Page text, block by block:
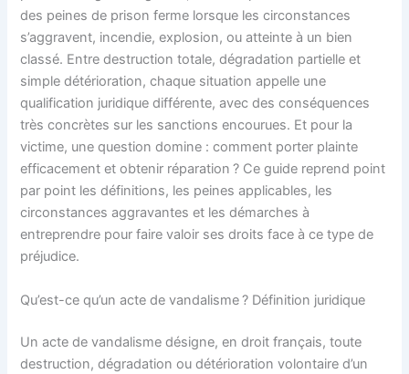
des peines de prison ferme lorsque les circonstances
s’aggravent, incendie, explosion, ou atteinte à un bien
classé. Entre destruction totale, dégradation partielle et
simple détérioration, chaque situation appelle une
qualification juridique différente, avec des conséquences
très concrètes sur les sanctions encourues. Et pour la
victime, une question domine : comment porter plainte
efficacement et obtenir réparation ? Ce guide reprend point
par point les définitions, les peines applicables, les
circonstances aggravantes et les démarches à
entreprendre pour faire valoir ses droits face à ce type de
préjudice.
Qu’est-ce qu’un acte de vandalisme ? Définition juridique
Un acte de vandalisme désigne, en droit français, toute
destruction, dégradation ou détérioration volontaire d’un